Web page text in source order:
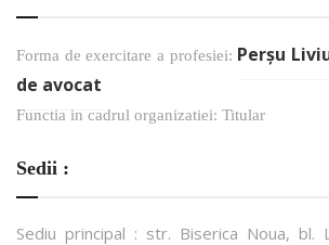
Forma de exercitare a profesiei: Perşu
de avocat
Functia in cadrul organizatiei: Titular
Sedii :
Sediu principal : str. Biserica Noua, bl.